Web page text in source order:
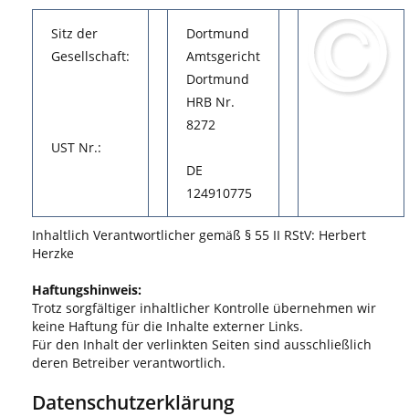
Sitz der
Gesellschaft:
UST Nr.:
Dortmund
Amtsgericht
Dortmund
HRB Nr.
8272
DE
124910775
Inhaltlich Verantwortlicher gemäß § 55 II RStV: Herbert
Herzke
Haftungshinweis:
Trotz sorgfältiger inhaltlicher Kontrolle übernehmen wir
keine Haftung für die Inhalte externer Links.
Für den Inhalt der verlinkten Seiten sind ausschließlich
deren Betreiber verantwortlich.
Datenschutzerklärung